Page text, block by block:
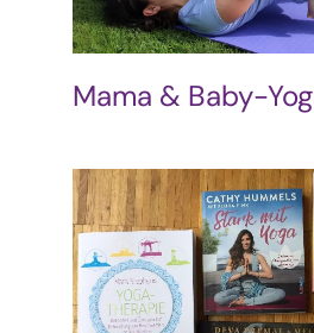
Mama & Baby-